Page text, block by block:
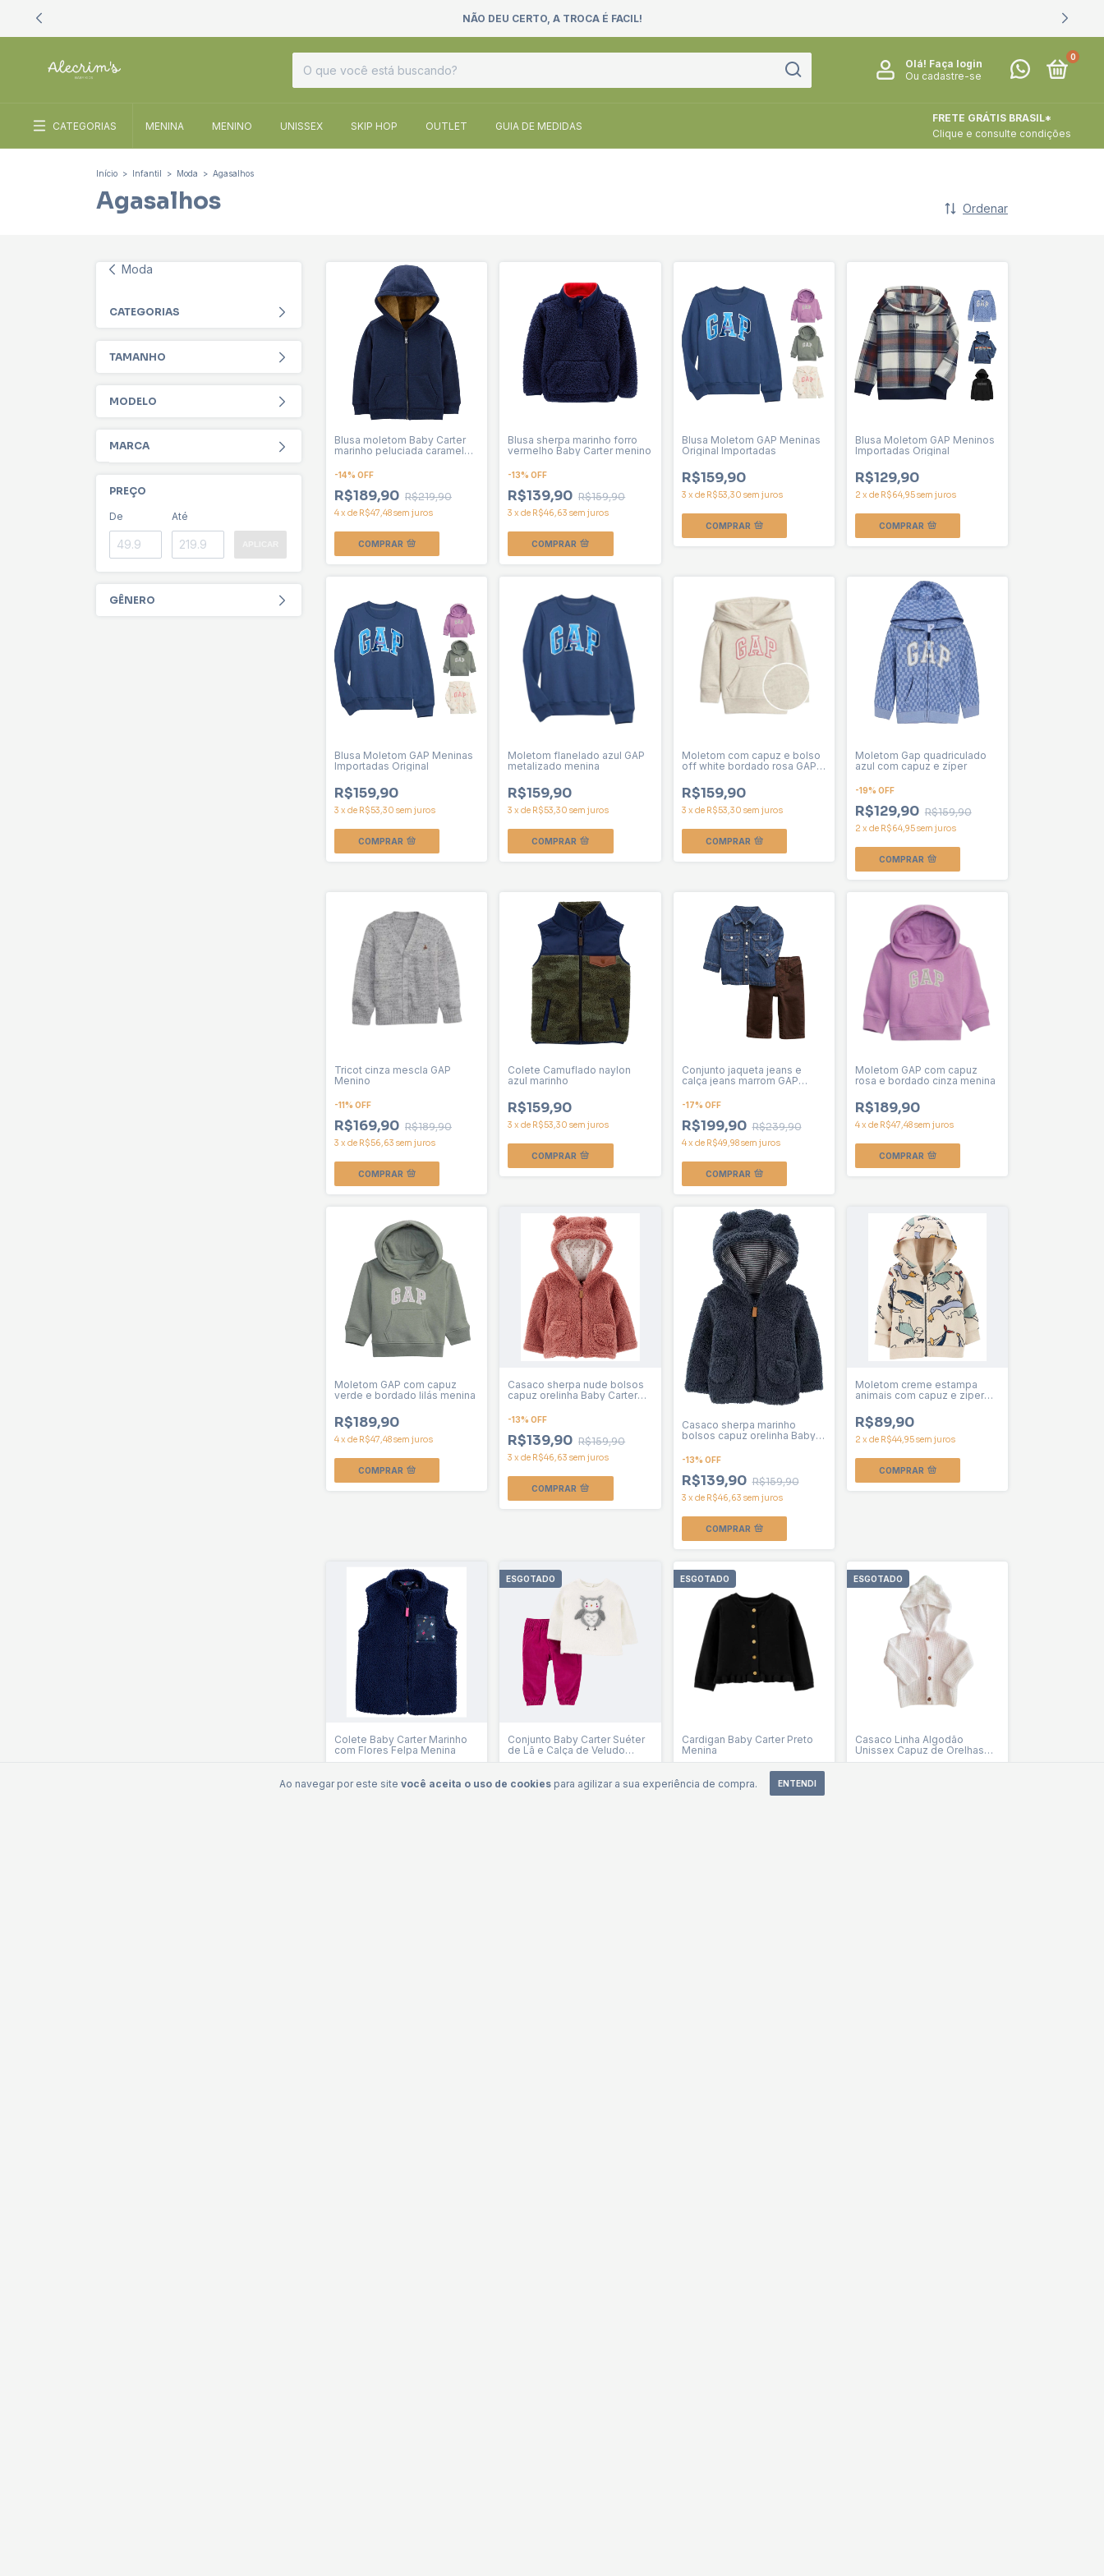
NÃO DEU CERTO, A TROCA É FACIL!
Olá! Faça login
Ou cadastre-se
0
CATEGORIAS MENINA MENINO UNISSEX SKIP HOP OUTLET GUIA DE MEDIDAS
FRETE GRÁTIS BRASIL*
Clique e consulte condições
Ao navegar por este site você aceita o uso de cookies para agilizar a sua experiência de compra. ENTENDI
Início > Infantil > Moda > Agasalhos
Agasalhos Ordenar
Moda
CATEGORIAS
TAMANHO
MODELO
MARCA
PREÇO
De Até
GÊNERO
Blusa moletom Baby Carter
marinho peluciada caramelo
-14% OFF
R$189,90 R$219,90
4x de R$47,48sem juros
COMPRAR
Blusa sherpa marinho forro
vermelho Baby Carter menino
-13%OFF
R$139,90 R$159,90
3 xde R$46,63 sem juros
COMPRAR
Blusa Moletom GAP Meninas
Original Importadas
R$159,90
3 x de R$53,30 sem juros
COMPRAR
Blusa Moletom GAP Meninos
Importadas Original
R$129,90
2 x de R$64,95sem juros
COMPRAR
Blusa Moletom GAP Meninas
Importadas Original
R$159,90
3 x de R$53,30 sem juros
COMPRAR
Moletom flanelado azul GAP
metalizado menina
R$159,90
3 xde R$53,30 sem juros
COMPRAR
Moletom com capuz e bolso
off white bordado rosa GAP
R$159,90
3 x de R$53,30 sem juros
COMPRAR
Moletom Gap quadriculado
azul com capuz e zíper
-19% OFF
R$129,90 R$159,90
2 x de R$64,95sem juros
COMPRAR
Tricot cinza mescla GAP
Menino
-11% OFF
R$169,90 R$189,90
3 x de R$56,63 sem juros
COMPRAR
Colete Camuflado naylon
azul marinho
R$159,90
3 xde R$53,30 sem juros
COMPRAR
Conjunto jaqueta jeans e
calça jeans marrom GAP
-17% OFF
R$199,90 R$239,90
4x de R$49,98sem juros
COMPRAR
Moletom GAP com capuz
rosa e bordado cinza menina
R$189,90
4x de R$47,48sem juros
COMPRAR
Moletom GAP com capuz
verde e bordado lilás menina
R$189,90
4x de R$47,48sem juros
COMPRAR
Casaco sherpa nude bolsos
capuz orelinha Baby Carter
-13%OFF
R$139,90 R$159,90
3 xde R$46,63 sem juros
COMPRAR
Casaco sherpa marinho
bolsos capuz orelinha Baby
-13% OFF
R$139,90 R$159,90
3 x de R$46,63 sem juros
COMPRAR
Moletom creme estampa
animais com capuz e ziper
R$89,90
2 x de R$44,95sem juros
COMPRAR
Colete Baby Carter Marinho
com Flores Felpa Menina
R$109,90
ESGOTADO
Conjunto Baby Carter Suéter
de Lã e Calça de Veludo
Cotelê Fucsia Menina
R$149,90 R$189,90
ESGOTADO
Cardigan Baby Carter Preto
Menina
R$49,90 R$89,90
ESGOTADO
Casaco Linha Algodão
Unissex Capuz de Orelhas
Off White Baby Carter